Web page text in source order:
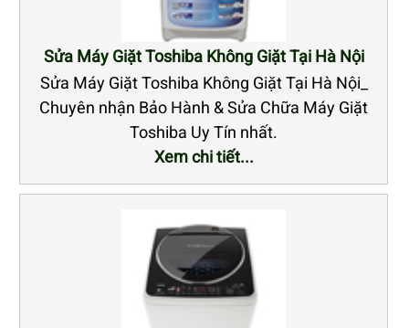
Sửa Máy Giặt Toshiba Không Giặt Tại Hà Nội
Sửa Máy Giặt Toshiba Không Giặt Tại Hà Nội_
Chuyên nhận Bảo Hành & Sửa Chữa Máy Giặt
Toshiba Uy Tín nhất.
Xem chi tiết...